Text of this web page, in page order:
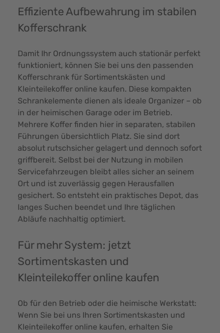
Effiziente Aufbewahrung im stabilen
Kofferschrank
Damit Ihr Ordnungssystem auch stationär perfekt
funktioniert, können Sie bei uns den passenden
Kofferschrank für Sortimentskästen und
Kleinteilekoffer online kaufen. Diese kompakten
Schrankelemente dienen als ideale Organizer – ob
in der heimischen Garage oder im Betrieb.
Mehrere Koffer finden hier in separaten, stabilen
Führungen übersichtlich Platz. Sie sind dort
absolut rutschsicher gelagert und dennoch sofort
griffbereit. Selbst bei der Nutzung in mobilen
Servicefahrzeugen bleibt alles sicher an seinem
Ort und ist zuverlässig gegen Herausfallen
gesichert. So entsteht ein praktisches Depot, das
langes Suchen beendet und Ihre täglichen
Abläufe nachhaltig optimiert.
Für mehr System: jetzt
Sortimentskasten und
Kleinteilekoffer online kaufen
Ob für den Betrieb oder die heimische Werkstatt:
Wenn Sie bei uns Ihren Sortimentskasten und
Kleinteilekoffer online kaufen, erhalten Sie